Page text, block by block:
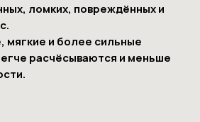
ломких, повреждённых и
мягкие и более сильные
расчёсываются и меньше